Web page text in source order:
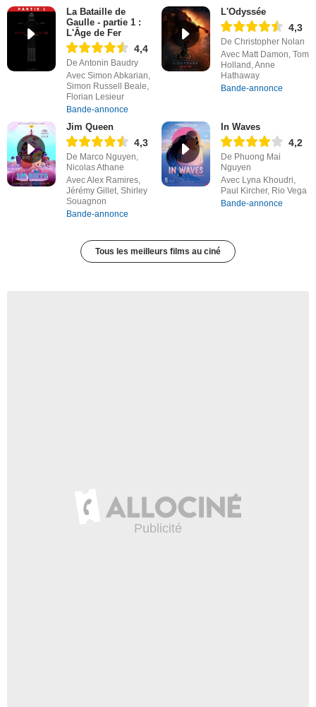
La Bataille de
Gaulle - partie 1 :
L'Âge de Fer
4,4
De Antonin Baudry
Avec Simon Abkarian,
Simon Russell Beale,
Florian Lesieur
Bande-annonce
L'Odyssée
4,3
De Christopher Nolan
Avec Matt Damon, Tom
Holland, Anne
Hathaway
Bande-annonce
Jim Queen
4,3
De Marco Nguyen,
Nicolas Athane
Avec Alex Ramires,
Jérémy Gillet, Shirley
Souagnon
Bande-annonce
In Waves
4,2
De Phuong Mai
Nguyen
Avec Lyna Khoudri,
Paul Kircher, Rio Vega
Bande-annonce
Tous les meilleurs films au ciné